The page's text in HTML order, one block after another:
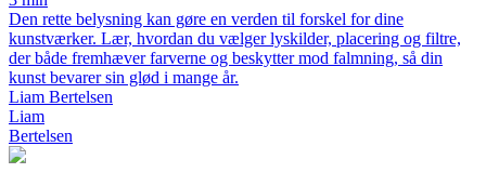
Den rette belysning kan gøre en verden til forskel for dine
kunstværker. Lær, hvordan du vælger lyskilder, placering og filtre,
der både fremhæver farverne og beskytter mod falmning, så din
kunst bevarer sin glød i mange år.
Liam Bertelsen
Liam
Bertelsen